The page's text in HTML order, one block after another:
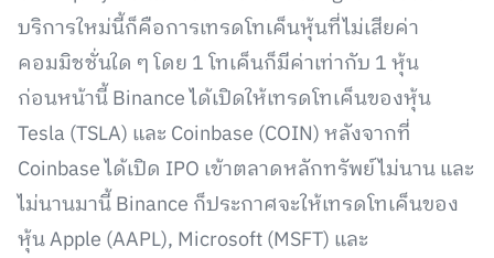
บริการใหม่นี้ก็คือการเทรดโทเค็นหุ้นที่ไม่เสียค่า
คอมมิชชั่นใด ๆ โดย 1 โทเค็นก็มีค่าเท่ากับ 1 หุ้น
ก่อนหน้านี้ Binance ได้เปิดให้เทรดโทเค็นของหุ้น
Tesla (TSLA) และ Coinbase (COIN) หลังจากที่
Coinbase ได้เปิด IPO เข้าตลาดหลักทรัพย์ไม่นาน และ
ไม่นานมานี้ Binance ก็ประกาศจะให้เทรดโทเค็นของ
หุ้น Apple (AAPL), Microsoft (MSFT) และ